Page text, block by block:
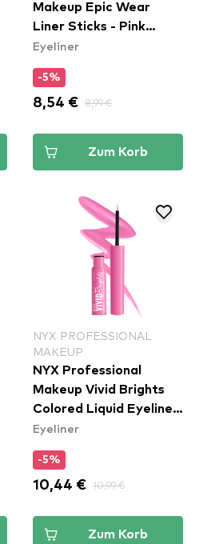
Makeup Epic Wear
Liner Sticks - Pink
Spirit
Eyeliner
-5%
8,54 € 8,99 €
Zum Korb
NYX PROFESSIONAL
MAKEUP
NYX Professional
Makeup Vivid Brights
Colored Liquid Eyeliner
- Don't Pink Twice
Eyeliner
-5%
10,44 € 10,99 €
Zum Korb